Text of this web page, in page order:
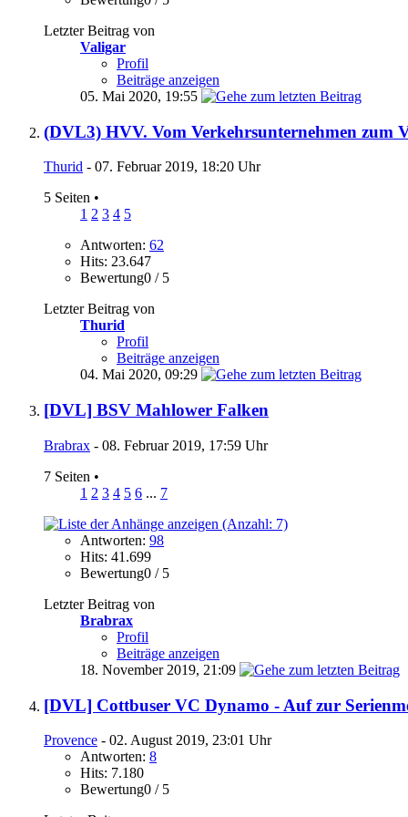
Letzter Beitrag von
Valigar
Profil
Beiträge anzeigen
05. Mai 2020, 19:55
(DVL3) HVV. Vom Verkehrsunternehmen zum
Thurid - 07. Februar 2019, 18:20 Uhr
5 Seiten •
1 2 3 4 5
Antworten: 62
Hits: 23.647
Bewertung0 / 5
Letzter Beitrag von
Thurid
Profil
Beiträge anzeigen
04. Mai 2020, 09:29
[DVL] BSV Mahlower Falken
Brabrax - 08. Februar 2019, 17:59 Uhr
7 Seiten •
1 2 3 4 5 6 ... 7
Antworten: 98
Hits: 41.699
Bewertung0 / 5
Letzter Beitrag von
Brabrax
Profil
Beiträge anzeigen
18. November 2019, 21:09
[DVL] Cottbuser VC Dynamo - Auf zur
Provence - 02. August 2019, 23:01 Uhr
Antworten: 8
Hits: 7.180
Bewertung0 / 5